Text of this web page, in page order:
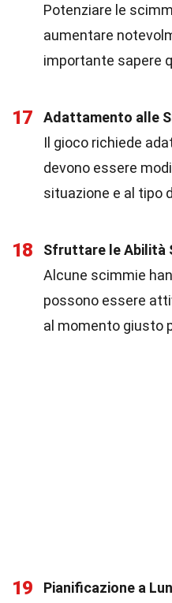
Potenziare le
aumentare
importante sapere
17
Adattamento alle
Il gioco richiede
devono essere
situazione e al tipo
18
Sfruttare le Abilità
Alcune scimmie
possono essere
al momento giusto
19 Pianificazione a